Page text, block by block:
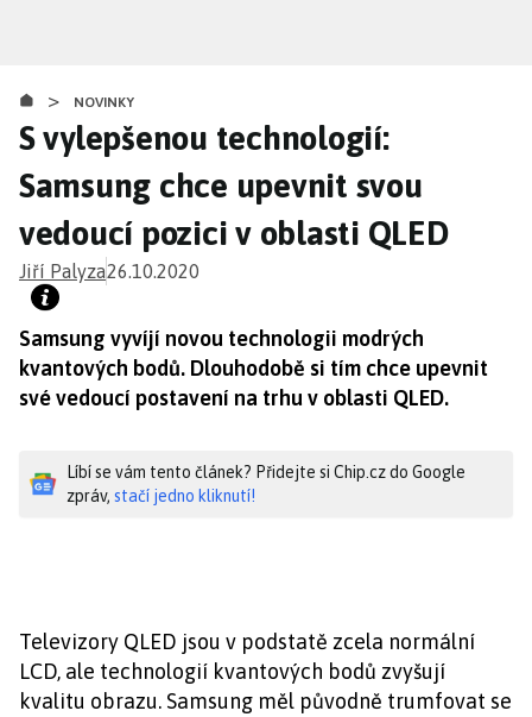
obsahu
> NOVINKY
S vylepšenou technologií:
Samsung chce upevnit svou
vedoucí pozici v oblasti QLED
Jiří Palyza26.10.2020
Samsung vyvíjí novou technologii modrých
kvantových bodů. Dlouhodobě si tím chce upevnit
své vedoucí postavení na trhu v oblasti QLED.
Líbí se vám tento článek? Přidejte si Chip.cz do Google
zpráv, stačí jedno kliknutí!
Televizory QLED jsou v podstatě zcela normální
LCD, ale technologií kvantových bodů zvyšují
kvalitu obrazu. Samsung měl původně trumfovat se